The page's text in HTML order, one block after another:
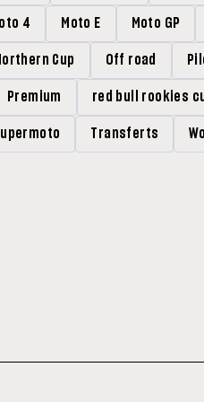
4 Moto E Moto GP
Cup Off road
Premium red bull rookies
Transferts